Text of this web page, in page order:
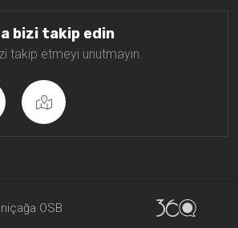
bizi takip edin
takip etmeyi unutmayın.
OSB